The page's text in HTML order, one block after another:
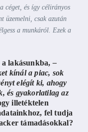
céget, és így célirányos
üzemelni, csak azután
a munkáról. Ezek a
a lakásunkba, –
kínál a piac, sok
elégít ki, ahogy
és gyakorlatilag az
illetéktelen
fel tudja
támadásokkal?